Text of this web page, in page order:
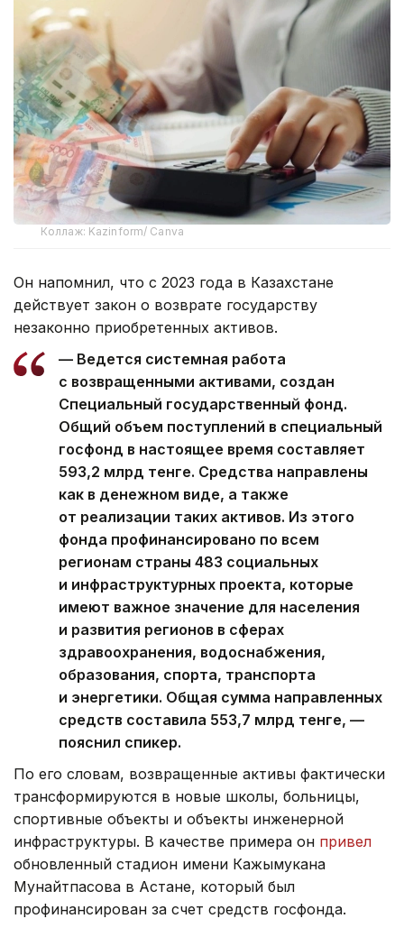
Коллаж: Kazinform/ Canva
Он напомнил, что с 2023 года в Казахстане
действует закон о возврате государству
незаконно приобретенных активов.
— Ведется системная работа
с возвращенными активами, создан
Специальный государственный фонд.
Общий объем поступлений в специальный
госфонд в настоящее время составляет
593,2 млрд тенге. Средства направлены
как в денежном виде, а также
от реализации таких активов. Из этого
фонда профинансировано по всем
регионам страны 483 социальных
и инфраструктурных проекта, которые
имеют важное значение для населения
и развития регионов в сферах
здравоохранения, водоснабжения,
образования, спорта, транспорта
и энергетики. Общая сумма направленных
средств составила 553,7 млрд тенге, —
пояснил спикер.
По его словам, возвращенные активы фактически
трансформируются в новые школы, больницы,
спортивные объекты и объекты инженерной
инфраструктуры. В качестве примера он привел
обновленный стадион имени Кажымукана
Мунайтпасова в Астане, который был
профинансирован за счет средств госфонда.